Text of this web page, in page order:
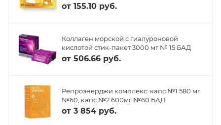
от 155.10 руб.
Коллаген морской с гиалуроновой
кислотой стик-пакет 3000 мг № 15 БАД
от 506.66 руб.
Репроэнерджи комплекс: капс.№1 580 мг
№60, капс.№2 600мг №60 БАД
от 3 854 руб.